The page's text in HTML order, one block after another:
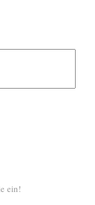
ein!